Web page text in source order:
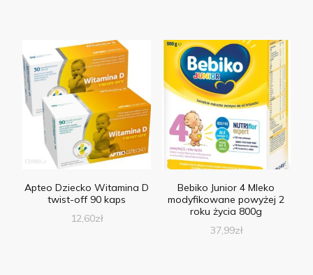
Apteo Dziecko Witamina D
twist-off 90 kaps
12,60zł
Bebiko Junior 4 Mleko
modyfikowane powyżej 2
roku życia 800g
37,99zł